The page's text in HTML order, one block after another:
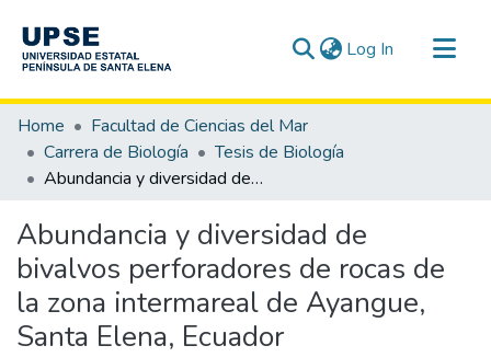
Log In (current)
Communities & Collections
All of DSpace
Statistics
Home
Facultad de Ciencias del Mar
Carrera de Biología
Tesis de Biología
Abundancia y diversidad de bivalvos perforadores de rocas de la zona intermareal de Ayangue, Santa Elena, Ecuador
Abundancia y diversidad de
bivalvos perforadores de rocas de
la zona intermareal de Ayangue,
Santa Elena, Ecuador